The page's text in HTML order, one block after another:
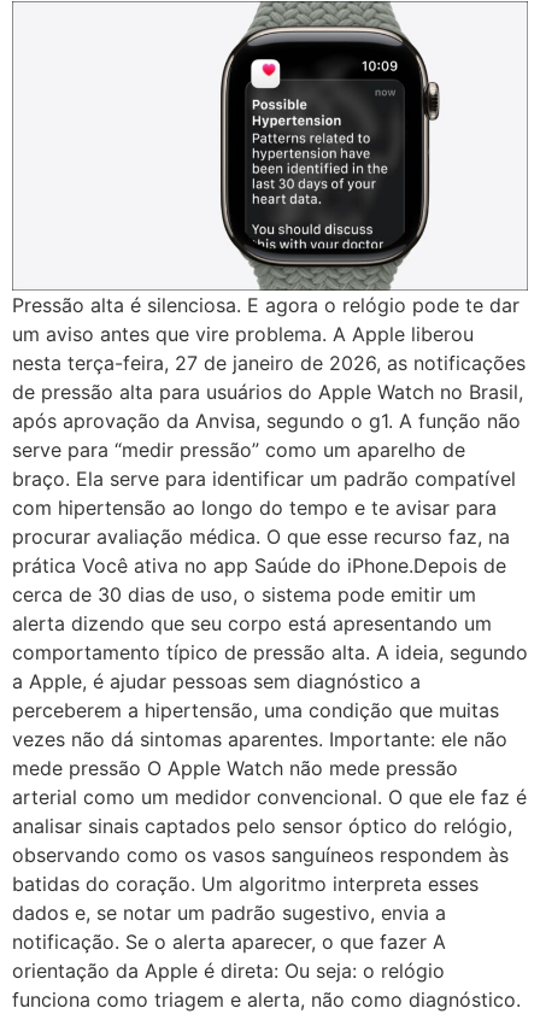
Pressão alta é silenciosa. E agora o relógio pode te dar
um aviso antes que vire problema. A Apple liberou
nesta terça-feira, 27 de janeiro de 2026, as notificações
de pressão alta para usuários do Apple Watch no Brasil,
após aprovação da Anvisa, segundo o g1. A função não
serve para “medir pressão” como um aparelho de
braço. Ela serve para identificar um padrão compatível
com hipertensão ao longo do tempo e te avisar para
procurar avaliação médica. O que esse recurso faz, na
prática Você ativa no app Saúde do iPhone.Depois de
cerca de 30 dias de uso, o sistema pode emitir um
alerta dizendo que seu corpo está apresentando um
comportamento típico de pressão alta. A ideia, segundo
a Apple, é ajudar pessoas sem diagnóstico a
perceberem a hipertensão, uma condição que muitas
vezes não dá sintomas aparentes. Importante: ele não
mede pressão O Apple Watch não mede pressão
arterial como um medidor convencional. O que ele faz é
analisar sinais captados pelo sensor óptico do relógio,
observando como os vasos sanguíneos respondem às
batidas do coração. Um algoritmo interpreta esses
dados e, se notar um padrão sugestivo, envia a
notificação. Se o alerta aparecer, o que fazer A
orientação da Apple é direta: Ou seja: o relógio
funciona como triagem e alerta, não como diagnóstico.